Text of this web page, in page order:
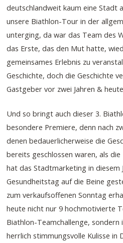
deutschlandweit kaum eine Stadt
unsere Biathlon-Tour in der
unterging, da war das Team des
das Erste, das den Mut hatte,
gemeinsames Erlebnis zu
Geschichte, doch die Geschichte
Gastgeber vor zwei Jahren &
Und so bringt auch dieser 3.
besondere Premiere, denn nach
denen bedauerlicherweise die
bereits geschlossen waren, als
hat das Stadtmarketing in diesem
Gesundheitstag auf die Beine
zum verkaufsoffenen Sonntag
heute nicht nur 9 hochmotivierte
Biathlon-Teamchallenge, sondern
herrlich stimmungsvolle Kulisse in